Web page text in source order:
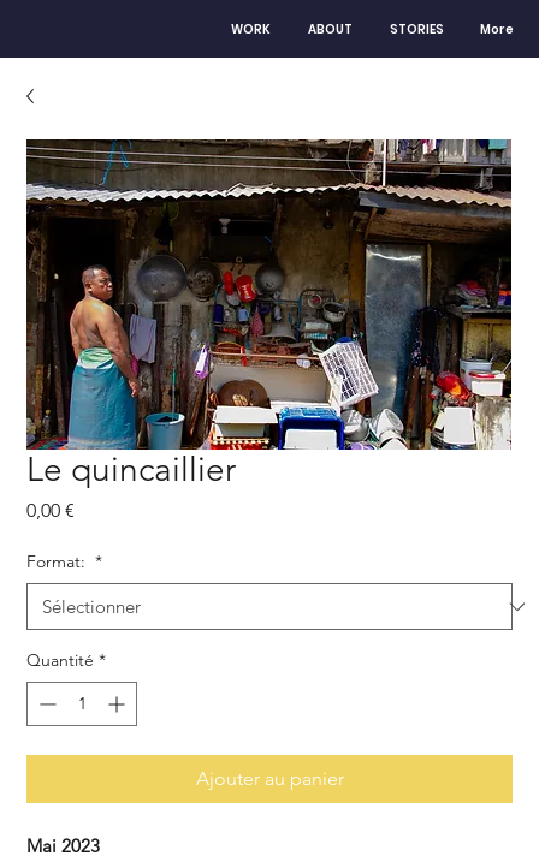
WORK ABOUT STORIES More
Le quincaillier
0,00 €
Format: *
Quantité *
Ajouter au panier
Mai 2023